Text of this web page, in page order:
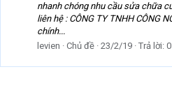
nhanh chóng nhu cầu sửa chữa
liên hệ : CÔNG TY TNHH CÔNG
chính...
levien
Chủ đề 23/2/19 Trả lời: 0